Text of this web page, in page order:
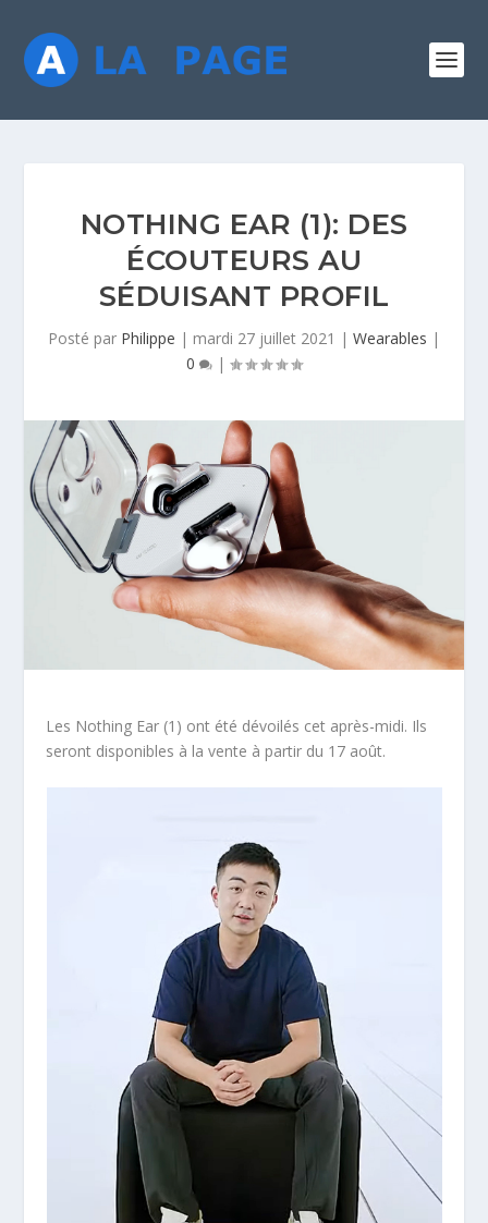
NOTHING EAR (1): DES
ÉCOUTEURS AU
SÉDUISANT PROFIL
Posté par Philippe | mardi 27 juillet 2021 | Wearables |
0
|
Les Nothing Ear (1) ont été dévoilés cet après-midi. Ils
seront disponibles à la vente à partir du 17 août.